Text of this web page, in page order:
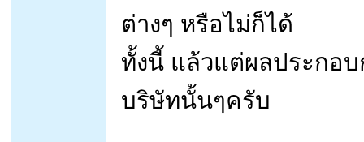
ต่างๆ หรือไม่ก็ได้
ทั้งนี้ แล้วแต่ผลประกอ
บริษัทนั้นๆครับ